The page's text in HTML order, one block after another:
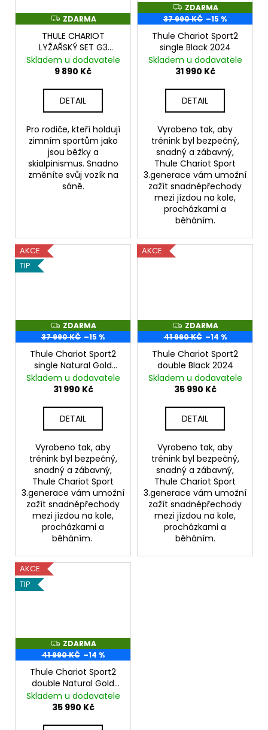
Z
D
A
R
M
A
ZDARMA
THULE CHARIOT
LYŽAŘSKÝ SET G3
2024+
Skladem u dodavatele
9 890 Kč
DETAIL
Pro rodiče, kteří holdují
zimním sportům jako
jsou běžky a
skialpinismus. Snadno
změníte svůj vozík na
sáně.
Z
D
A
R
M
A
ZDARMA
37 990 KČ –15 %
Thule Chariot Sport2
single Black 2024
Skladem u dodavatele
31 990 Kč
DETAIL
Vyrobeno tak, aby
trénink byl bezpečný,
snadný a zábavný,
Thule Chariot Sport
3.generace vám umožní
zažít snadnépřechody
mezi jízdou na kole,
procházkami a
běháním.
AKCE
TIP
Z
D
A
R
M
A
ZDARMA
37 990 KČ –15 %
Thule Chariot Sport2
single Natural Gold
2024
Skladem u dodavatele
31 990 Kč
DETAIL
Vyrobeno tak, aby
trénink byl bezpečný,
snadný a zábavný,
Thule Chariot Sport
3.generace vám umožní
zažít snadnépřechody
mezi jízdou na kole,
procházkami a
běháním.
AKCE
Z
D
A
R
M
A
ZDARMA
41 990 KČ –14 %
Thule Chariot Sport2
double Black 2024
Skladem u dodavatele
35 990 Kč
DETAIL
Vyrobeno tak, aby
trénink byl bezpečný,
snadný a zábavný,
Thule Chariot Sport
3.generace vám umožní
zažít snadnépřechody
mezi jízdou na kole,
procházkami a
běháním.
AKCE
TIP
Z
D
A
R
M
A
ZDARMA
41 990 KČ –14 %
Thule Chariot Sport2
double Natural Gold
2024
Skladem u dodavatele
35 990 Kč